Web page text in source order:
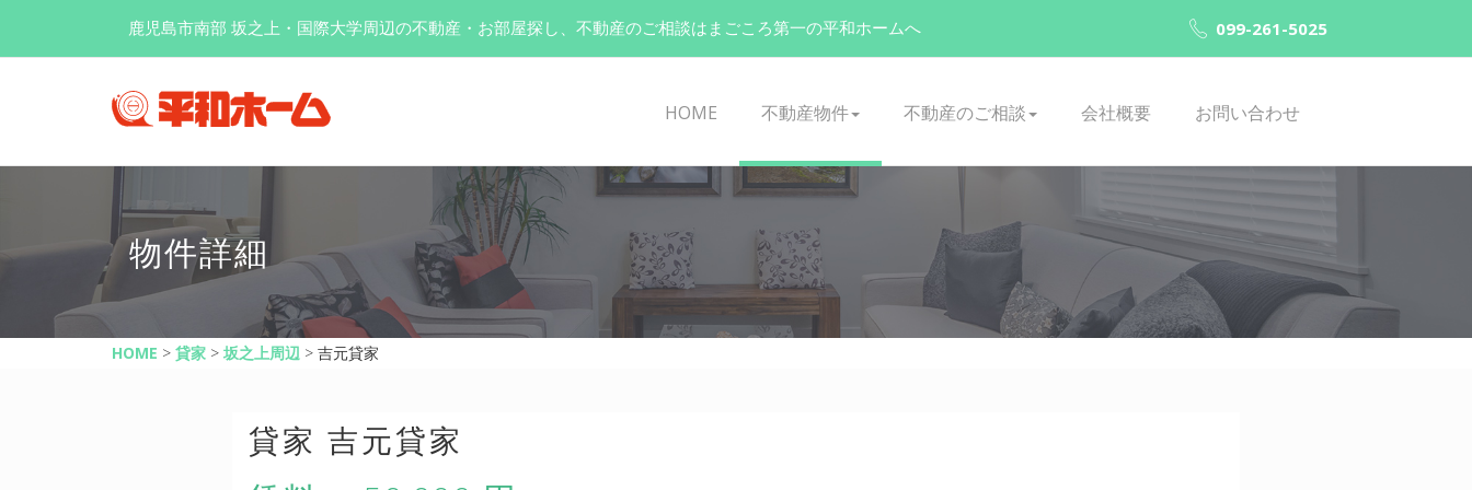
鹿児島市南部 坂之上・国際大学周辺の不動産・お部屋探し、不動産のご相談はまごころ第一の平和ホームへ 099-261-5025
HOME 不動産物件 不動産のご相談 会社概要 お問い合わせ
物件詳細
HOME > 貸家 > 坂之上周辺 > 吉元貸家
貸家 吉元貸家